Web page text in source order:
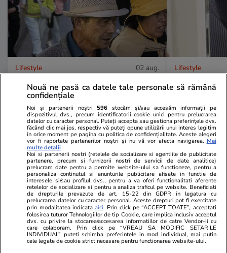
Lifestyle 02 aug.
Un patron din China a aflat ce a
făcut angajatul său la nuntă și l-a
dat afară imediat: „Nu am niciun
respect pentru tine”
Lifestyle
La ce se
Lifestyle 01 aug.
Cum se face cafeaua la presa
franceză – cum funcționează și
care sunt avantajele
Nouă ne pasă ca datele tale personale să rămână
confidențiale
Noi și partenerii noștri 596 stocăm și/sau accesăm informații pe
dispozitivul dvs., precum identificatorii cookie unici pentru prelucrarea
datelor cu caracter personal. Puteți accepta sau gestiona preferințele dvs.
făcând clic mai jos, respectiv vă puteți opune utilizării unui interes legitim
în orice moment pe pagina cu politica de confidențialitate. Aceste alegeri
vor fi raportate partenerilor noștri și nu vă vor afecta navigarea. Mai
multe detalii
Noi si partenerii nostri (retelele de socializare si agentiile de publicitate
partenere, precum si furnizorii nostri de servicii de date analitice)
prelucram date pentru a permite website-ului sa functioneze, pentru a
personaliza continutul si anunturile publicitare afisate in functie de
interesele si/sau profilul dvs., pentru a va oferi functionalitati aferente
retelelor de socializare si pentru a analiza traficul pe website. Beneficiati
de drepturile prevazute de art. 15-22 din GDPR in legatura cu
prelucrarea datelor cu caracter personal. Aceste drepturi pot fi exercitate
prin modalitatea indicataaici. Prin click pe “ACCEPT TOATE”, acceptati
folosirea tuturor Tehnologiilor de tip Cookie, care implica inclusiv acceptul
dvs. cu privire la stocarea/accesarea informatiilor de catre Vendor-ii cu
care colaboram. Prin click pe “VREAU SA MODIFIC SETARILE
INDIVIDUAL” puteti schimba preferintele in mod individual, mai putin
cele legate de cookie strict necesare pentru functionarea website-ului.